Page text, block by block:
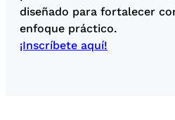
diseñado para fortalecer
enfoque práctico.
¡Inscríbete aquí!